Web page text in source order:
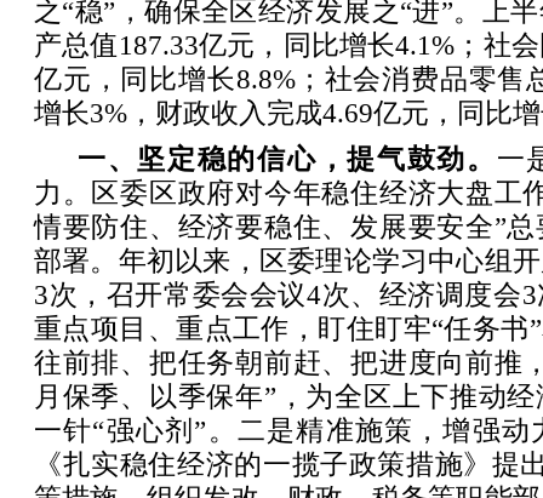
之“稳”，确保全区经济发展之“进”。上
产总值187.33亿元，同比增长4.1%；社
亿元，同比增长8.8%；社会消费品零售
增长3%，财政收入完成4.69亿元，同比
一、坚定稳的信心，提气鼓劲。 一
力。区委区政府对今年稳住经济大盘工
情要防住、经济要稳住、发展要安全”
部署。年初以来，区委理论学习中心组
3次，召开常委会会议4次、经济调度会
重点项目、重点工作，盯住盯牢“任务书
往前排、把任务朝前赶、把进度向前推
月保季、以季保年”，为全区上下推动
一针“强心剂”。二是精准施策，增强
《扎实稳住经济的一揽子政策措施》提